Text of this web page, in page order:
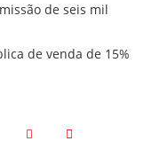
de seis mil
de venda de 15%